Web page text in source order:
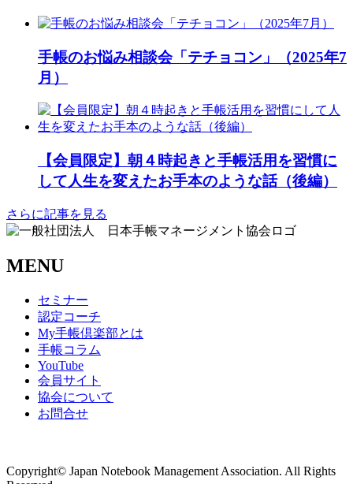
手帳のお悩み相談会「テチョコン」（2025年7
月）
【会員限定】朝４時起きと手帳活用を習慣に
して人生を変えたお手本のような話（後編）
さらに記事を見る
MENU
セミナー
認定コーチ
My手帳倶楽部とは
手帳コラム
YouTube
会員サイト
協会について
お問合せ
Copyright© Japan Notebook Management Association. All Rights